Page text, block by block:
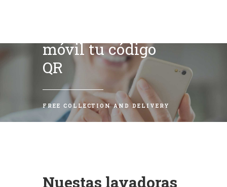
móvil tu código
QR
FREE COLLECTION AND DELIVERY
Nuestas lavadoras